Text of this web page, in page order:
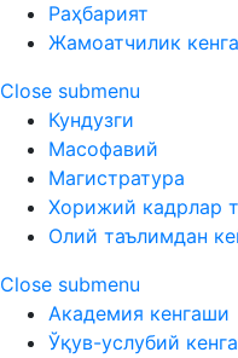
Раҳбарият
Жамоатчилик
Close submenu
Кундузги
Масофавий
Магистратура
Хорижий кадрлар
Олий таълимдан
Close submenu
Академия кенгаши
Ўқув-услубий